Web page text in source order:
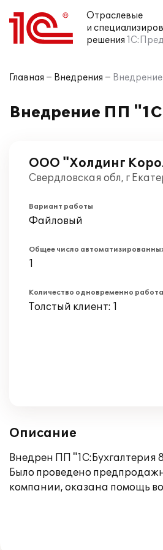
Отраслевые
и
решения
Главная Внедрения
Внедрение ПП
ООО "Холдинг
Свердловская обл, г
Вариант работы
Файловый
Общее число
1
Количество одновременно
Толстый клиент: 1
Описание
Внедрен ПП "1С:Бухгалтерия
Было проведено
компании, оказана помощь